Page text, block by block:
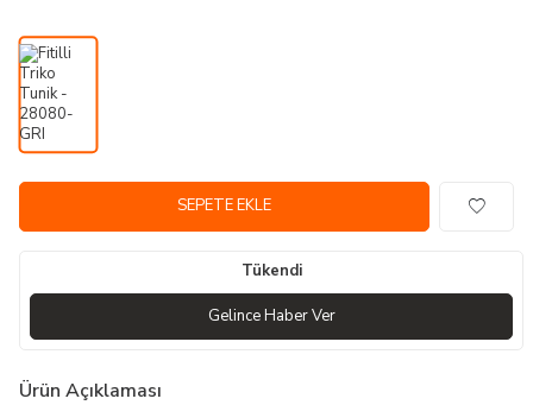
SEPETE EKLE
Tükendi
Gelince Haber Ver
Ürün Açıklaması